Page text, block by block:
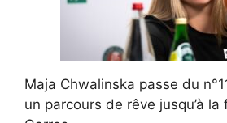
Maja Chwalinska passe du
un parcours de rêve jusqu’à